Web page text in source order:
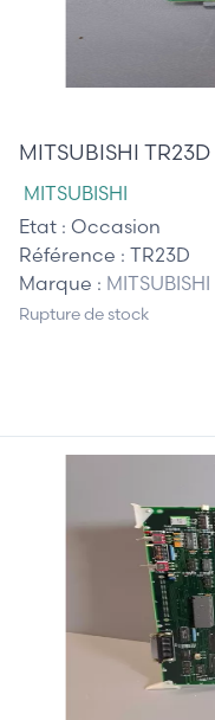
MITSUBISHI TR23D
MITSUBISHI
Etat : Occasion
Référence : TR23D
Marque : MITSUBISHI
Rupture de stock